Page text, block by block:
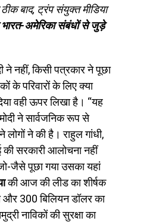
बाद, ट्रंप संयुक्त मीडिया
अमेरिका संबंधों से जुड़े
ने नहीं, किसी पत्रकार ने पूछा
के परिवारों के लिए क्या
वही ऊपर लिखा है। “यह
ने सार्वजनिक रूप से
ने की है। राहुल गांधी,
की सरकारी आलोचना नहीं
जैसे पूछा गया उसका यहां
की आज की लीड का शीर्षक
और 300 बिलियन डॉलर का
नाविकों की सुरक्षा का